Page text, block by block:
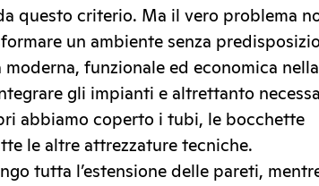
questo criterio. Ma il vero problema
un ambiente senza
funzionale ed economica nella
gli impianti e altrettanto
abbiamo coperto i tubi, le bocchette
le altre attrezzature tecniche.
tutta l’estensione delle pareti,